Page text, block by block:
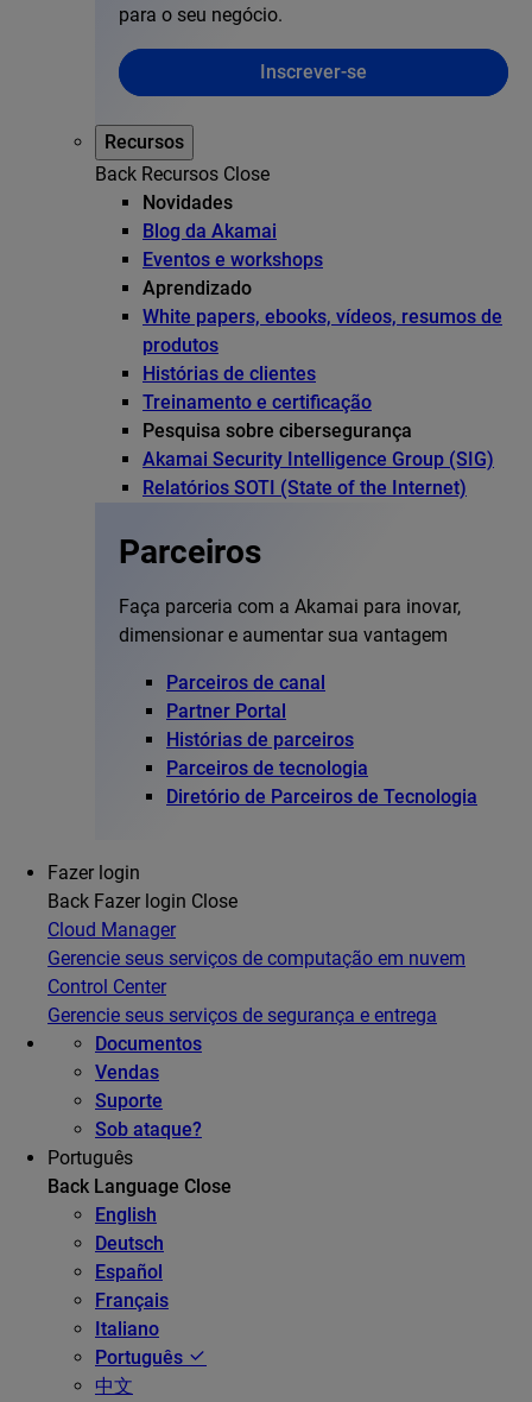
para o seu negócio.
Inscrever-se
Recursos
Back Recursos Close
Novidades
Blog da Akamai
Eventos e workshops
Aprendizado
White papers, ebooks, vídeos, resumos de
produtos
Histórias de clientes
Treinamento e certificação
Pesquisa sobre cibersegurança
Akamai Security Intelligence Group (SIG)
Relatórios SOTI (State of the Internet)
Parceiros
Faça parceria com a Akamai para inovar,
dimensionar e aumentar sua vantagem
Parceiros de canal
Partner Portal
Histórias de parceiros
Parceiros de tecnologia
Diretório de Parceiros de Tecnologia
Fazer login
Back Fazer login Close
Cloud Manager
Gerencie seus serviços de computação em nuvem
Control Center
Gerencie seus serviços de segurança e entrega
Documentos
Vendas
Suporte
Sob ataque?
Português
Back Language Close
English
Deutsch
Español
Français
Italiano
Português
中文